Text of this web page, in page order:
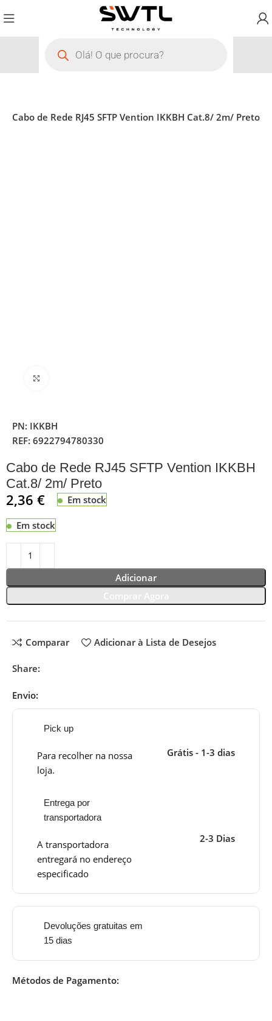
Cabo de Rede RJ45 SFTP Vention IKKBH Cat.8/ 2m/ Preto
PN: IKKBH
REF:6922794780330
Cabo de Rede RJ45 SFTP Vention IKKBH
Cat.8/ 2m/ Preto
2,36€ Em stock
Em stock
Adicionar
Comparar Adicionar à Lista de Desejos
Share:
Envio:
Pick up
Para recolher na nossa
loja.
Grátis - 1-3 dias
Entrega por
transportadora
A transportadora
entregará no endereço
especificado
2-3 Dias
Devoluções gratuitas em
15 dias
Métodos de Pagamento: